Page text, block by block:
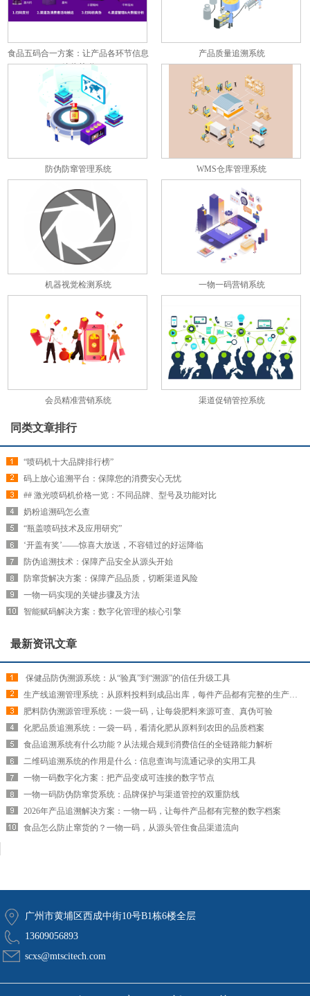
食品五码合一方案：让产品各环节信息
彼此关联
产品质量追溯系统
防伪防窜管理系统 WMS仓库管理系统
机器视觉检测系统 一物一码营销系统
会员精准营销系统 渠道促销管控系统
同类文章排行
“喷码机十大品牌排行榜”
码上放心追溯平台：保障您的消费安心无忧
## 激光喷码机价格一览：不同品牌、型号及功能对比
奶粉追溯码怎么查
“瓶盖喷码技术及应用研究”
‘开盖有奖’——惊喜大放送，不容错过的好运降临
防伪追溯技术：保障产品安全从源头开始
防窜货解决方案：保障产品品质，切断渠道风险
一物一码实现的关键步骤及方法
智能赋码解决方案：数字化管理的核心引擎
最新资讯文章
​ 保健品防伪溯源系统：从“验真”到“溯源”的信任升级工具
生产线追溯管理系统：从原料投料到成品出库，每件产品都有完整的生产履历
肥料防伪溯源管理系统：一袋一码，让每袋肥料来源可查、真伪可验
化肥品质追溯系统：一袋一码，看清化肥从原料到农田的品质档案
食品追溯系统有什么功能？从法规合规到消费信任的全链路能力解析
二维码追溯系统的作用是什么：信息查询与流通记录的实用工具
一物一码数字化方案：把产品变成可连接的数字节点
一物一码防伪防窜货系统：品牌保护与渠道管控的双重防线
2026年产品追溯解决方案：一物一码，让每件产品都有完整的数字档案
食品怎么防止窜货的？一物一码，从源头管住食品渠道流向
广州市黄埔区西成中街10号B1栋6楼全层
13609056893
scxs@mtscitech.com